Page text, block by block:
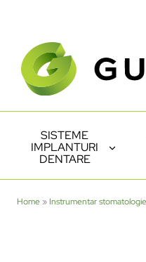
SISTEME
IMPLANTURI
DENTARE
Home » Instrumentar stomatologie